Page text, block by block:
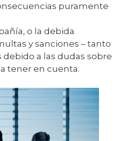
puramente
o la debida
y sanciones – tanto
debido a las dudas sobre
tener en cuenta.